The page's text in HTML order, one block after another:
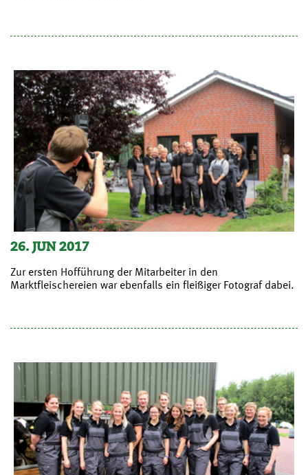
26. JUN 2017
Zur ersten Hofführung der Mitarbeiter in den
Marktfleischereien war ebenfalls ein fleißiger Fotograf dabei.